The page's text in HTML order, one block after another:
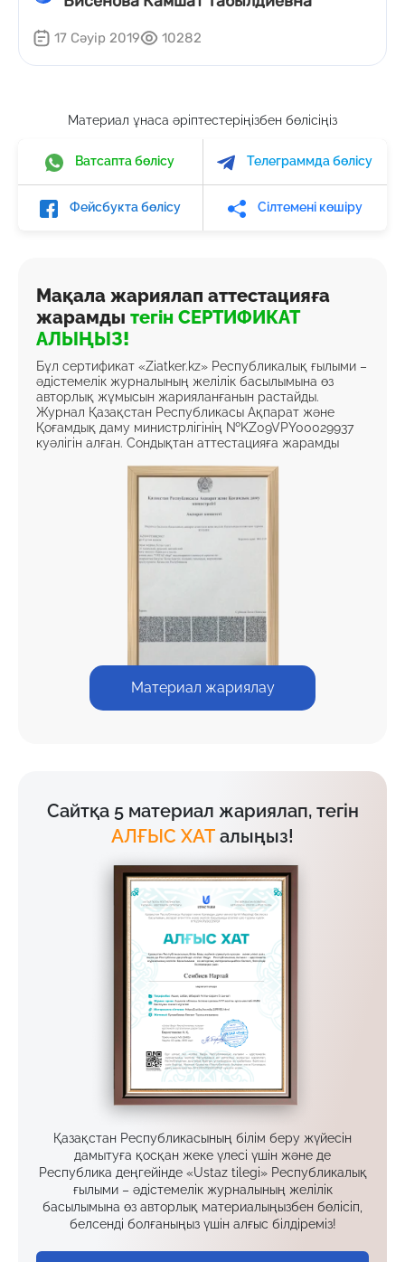
17 Сәуір 2019 10282
Материал ұнаса әріптестеріңізбен бөлісіңіз
Ватсапта бөлісу Телеграммда бөлісу
Фейсбукта бөлісу Сілтемені көшіру
Мақала жариялап аттестацияға
жарамды тегін СЕРТИФИКАТ
АЛЫҢЫЗ!
Бұл сертификат «Ziatker.kz» Республикалық ғылыми –
әдістемелік журналының желілік басылымына өз
авторлық жұмысын жарияланғанын растайды.
Журнал Қазақстан Республикасы Ақпарат және
Қоғамдық даму министрлігінің №KZ09VPY00029937
куәлігін алған. Сондықтан аттестацияға жарамды
Материал жариялау
Сайтқа 5 материал жариялап, тегін
АЛҒЫС ХАТ алыңыз!
Қазақстан Республикасының білім беру жүйесін
дамытуға қосқан жеке үлесі үшін және де
Республика деңгейінде «Ustaz tilegi» Республикалық
ғылыми – әдістемелік журналының желілік
басылымына өз авторлық материалыңызбен бөлісіп,
белсенді болғаныңыз үшін алғыс білдіреміз!